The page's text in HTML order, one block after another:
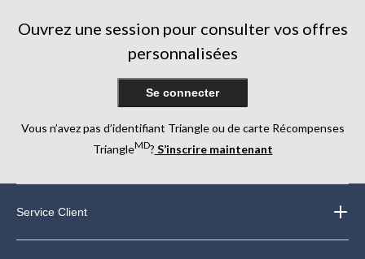
Ouvrez une session pour consulter vos offres
personnalisées
Se connecter
Vous n’avez pas d’identifiant Triangle ou de carte Récompenses
TriangleMD? S’inscrire maintenant
Service Client